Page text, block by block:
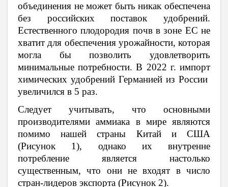
объединения не может быть никак обеспечена
без российских поставок удобрений.
Естественного плодородия почв в зоне ЕС не
хватит для обеспечения урожайности, которая
могла бы позволить удовлетворить
минимальные потребности. В 2022 г. импорт
химических удобрений Германией из России
увеличился в 5 раз.
Следует учитывать, что основными
производителями аммиака в мире являются
помимо нашей страны Китай и США
(Рисунок 1), однако их внутренне
потребление является настолько
существенным, что они не входят в число
стран-лидеров экспорта (Рисунок 2).